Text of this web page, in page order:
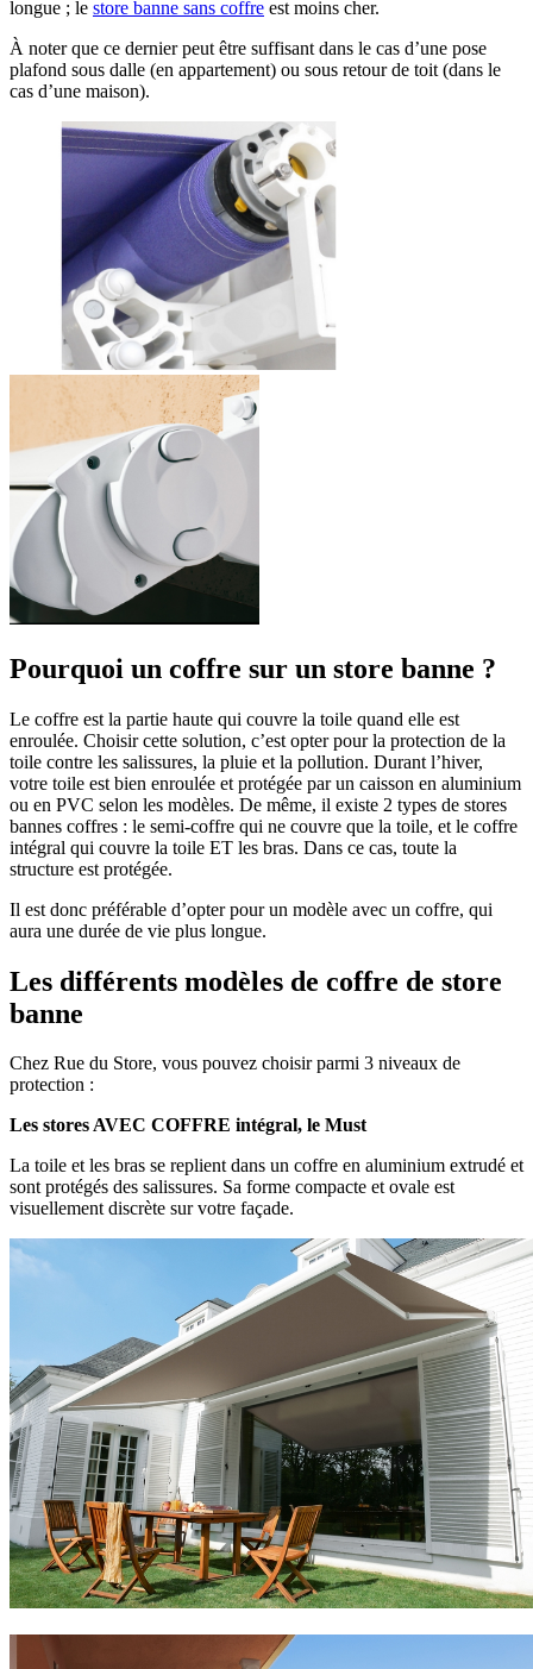
longue ; le store banne sans coffre est moins cher.
À noter que ce dernier peut être suffisant dans le cas d’une pose
plafond sous dalle (en appartement) ou sous retour de toit (dans le
cas d’une maison).
Pourquoi un coffre sur un store banne ?
Le coffre est la partie haute qui couvre la toile quand elle est
enroulée. Choisir cette solution, c’est opter pour la protection de la
toile contre les salissures, la pluie et la pollution. Durant l’hiver,
votre toile est bien enroulée et protégée par un caisson en aluminium
ou en PVC selon les modèles. De même, il existe 2 types de stores
bannes coffres : le semi-coffre qui ne couvre que la toile, et le coffre
intégral qui couvre la toile ET les bras. Dans ce cas, toute la
structure est protégée.
Il est donc préférable d’opter pour un modèle avec un coffre, qui
aura une durée de vie plus longue.
Les différents modèles de coffre de store
banne
Chez Rue du Store, vous pouvez choisir parmi 3 niveaux de
protection :
Les stores AVEC COFFRE intégral, le Must
La toile et les bras se replient dans un coffre en aluminium extrudé et
sont protégés des salissures. Sa forme compacte et ovale est
visuellement discrète sur votre façade.